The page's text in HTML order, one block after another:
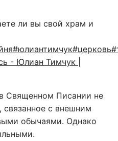
ли вы свой храм и
#юлиантимчук#церковь
- Юлиан Тимчук |
Священном Писании не
связанное с внешним
обычаями. Однако